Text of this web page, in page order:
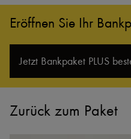
Eröffnen Sie Ihr
Jetzt Bankpaket PLUS
Zurück zum Paket